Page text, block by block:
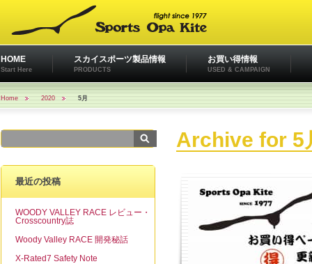
HOME
Start Here
スカイスポーツ製品情報
PRODUCTS
お買い得情報
USED & CAMPAIGN
Home 2020 5月
最近の投稿
WOODY VALLEY RACE レビュー・
Crosscountry誌
Woody Valley RACE 開発秘話
X-Rated7 Safety Note
Archive for 5